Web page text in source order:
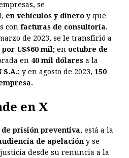
se
, en vehículos y dinero y que
con facturas de consultoría.
de 2023, se le transfirió a
US$60 mil; en octubre de
en 40 mil dólares a la
S.A.; y en agosto de 2023, 150
en X
de prisión preventiva, está a la
de apelación y se
desde su renuncia a la